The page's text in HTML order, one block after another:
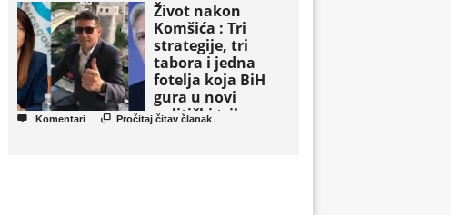
Život nakon
Komšića : Tri
strategije, tri
tabora i jedna
fotelja koja BiH
gura u novi
politički triler
 Komentari  Pročitaj čitav članak